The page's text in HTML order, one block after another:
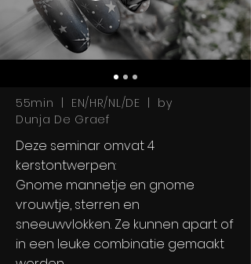
55min | EN/HR/NL/DE | by
Dunja De Graef
Deze seminar omvat 4
kerstontwerpen:
Gnome mannetje en gnome
vrouwtje, sterren en
sneeuwvlokken. Ze kunnen apart of
in een leuke combinatie gemaakt